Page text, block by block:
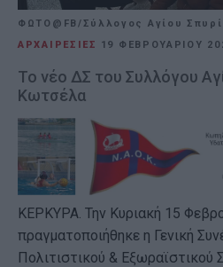
ΦΩΤΟ@FB/Σύλλογος Αγίου
ΑΡΧΑΙΡΕΣΙΕΣ
19 ΦΕΒΡΟΥΑΡΊΟΥ
Το νέο ΔΣ του Συλλόγου
Κωτσέλα
ΚΕΡΚΥΡΑ. Την Κυριακή 15
πραγματοποιήθηκε η Γενική
Πολιτιστικού & Εξωραϊστικού